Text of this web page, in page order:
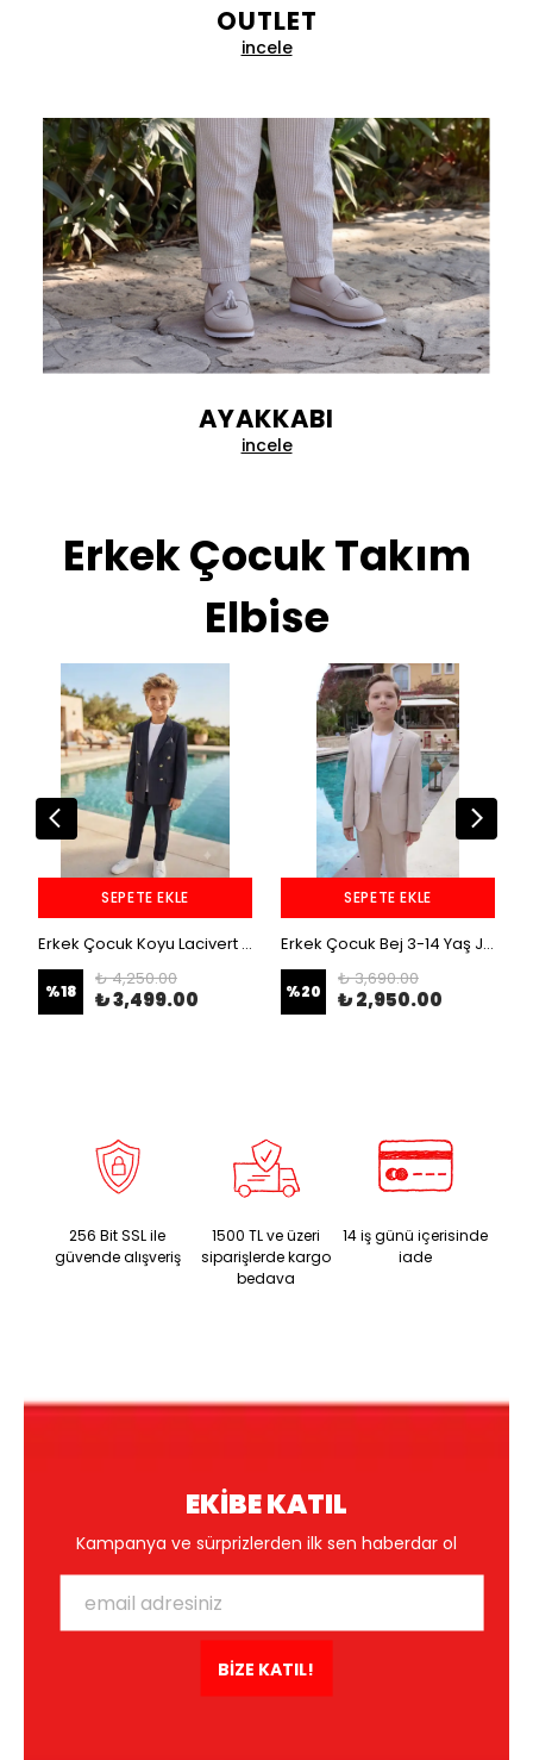
OUTLET
incele
AYAKKABI
incele
Erkek Çocuk Takım
Elbise
SEPETE EKLE
Erkek Çocuk Koyu Lacivert Çizgili 5-14 Yaş 3 Parça Kruvaze Takım Elbise
%18
₺ 4,250.00
₺ 3,499.00
SEPETE EKLE
Erkek Çocuk Bej 3-14 Yaş Jogger Pantolonlu Keten 3'Lü Takım Elbise
%20
₺ 3,690.00
₺ 2,950.00
256 Bit SSL ile
güvende alışveriş
1500 TL ve üzeri
siparişlerde kargo
bedava
14 iş günü içerisinde
iade
EKİBE KATIL
Kampanya ve sürprizlerden ilk sen haberdar ol
BİZE KATIL!